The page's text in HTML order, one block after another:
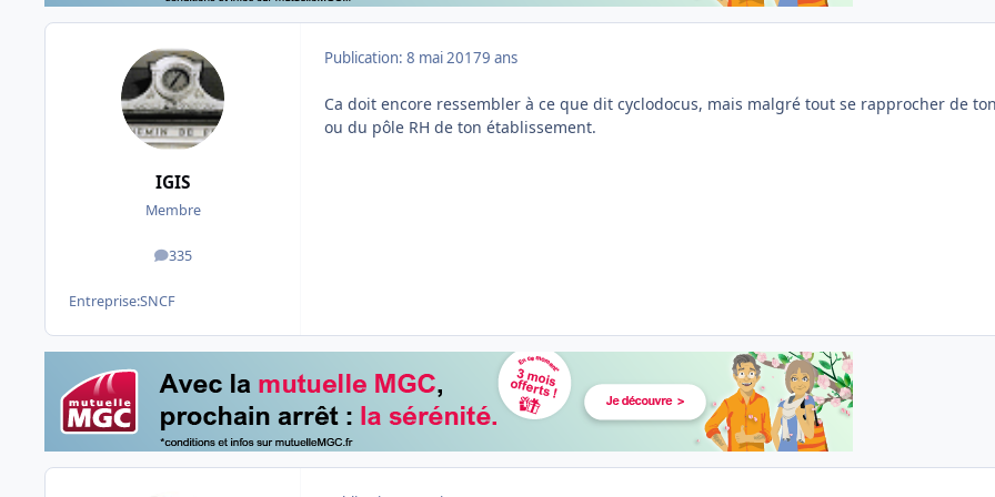
IGIS
Membre
335
messages
Entreprise:SNCF
Publication: 8 mai 20179 ans
Ca doit encore ressembler à ce que dit cyclodocus, mais malgré tout se rapprocher de
ou du pôle RH de ton établissement.